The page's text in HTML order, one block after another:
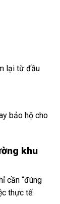
lại từ đầu
bảo hộ cho
khu
cần “đúng
thực tế: